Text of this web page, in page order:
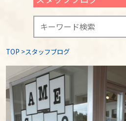
TOP >スタッフブログ